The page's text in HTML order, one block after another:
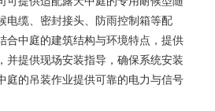
电缆、密封接头、防雨控制箱等配
合中庭的建筑结构与环境特点，提供
并提供现场安装指导，确保系统安装
庭的吊装作业提供可靠的电力与信号